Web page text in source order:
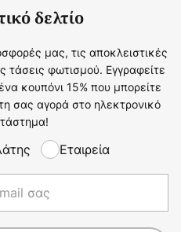
δελτίο
μας, τις αποκλειστικές
τάσεις φωτισμού. Εγγραφείτε
κουπόνι 15% που μπορείτε
σας αγορά στο ηλεκτρονικό
Εταιρεία